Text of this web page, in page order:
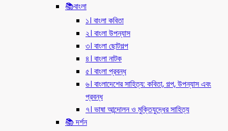
📚বাংলা
১। বাংলা কবিতা
২। বাংলা উপন্যাস
৩। বাংলা ছোটগল্প
৪। বাংলা নাটক
৫। বাংলা প্রবন্ধ
৬। বাংলাদেশের সাহিত্য: কবিতা, গল্প, উপন্যাস এবং
প্রবন্ধ
৭। ভাষা আন্দোলন ও মুক্তিযুদ্ধের সাহিত্য
📚 দর্শন